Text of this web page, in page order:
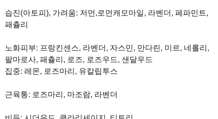
습진(아토피), 가려움: 저먼,로먼캐모마일, 라벤더, 페파민트,
패츌리
노화피부: 프랑킨센스, 라벤더, 자스민, 만다린, 미르, 네롤리,
팔마로사, 패츌리, 로즈, 로즈우드, 샌달우드
집중: 레몬, 로즈마리, 유칼립투스
근육통: 로즈마리, 마조람, 라벤더